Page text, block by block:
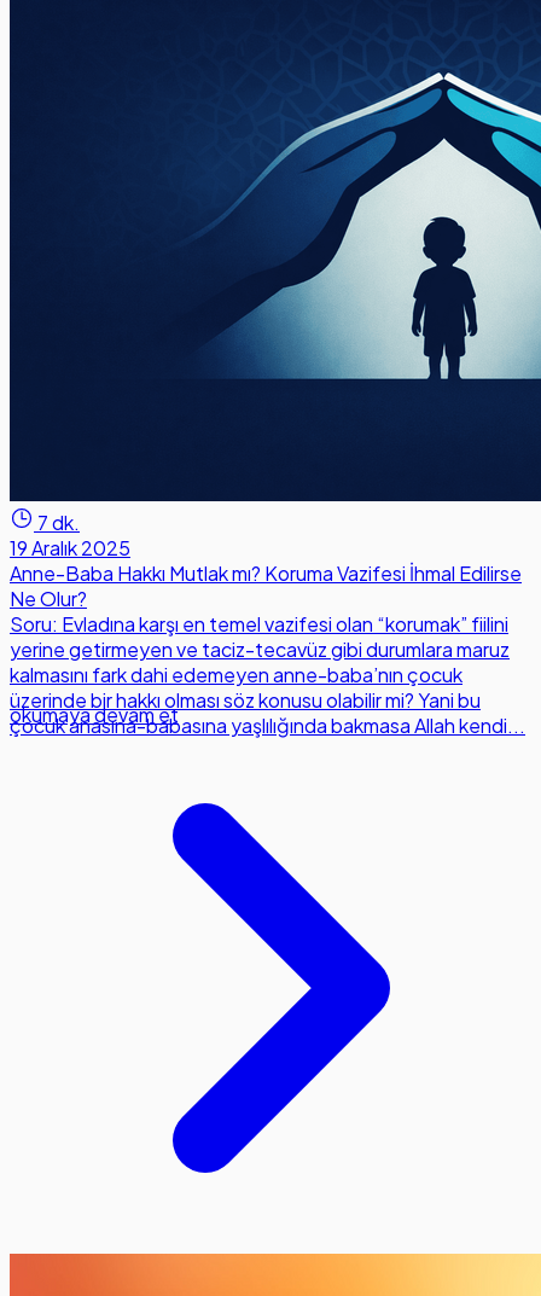
7 dk.
19 Aralık 2025
Anne-Baba Hakkı Mutlak mı? Koruma Vazifesi İhmal Edilirse
Ne Olur?
Soru: Evladına karşı en temel vazifesi olan “korumak” fiilini
yerine getirmeyen ve taciz-tecavüz gibi durumlara maruz
kalmasını fark dahi edemeyen anne-baba’nın çocuk
üzerinde bir hakkı olması söz konusu olabilir mi? Yani bu
çocuk anasına-babasına yaşlılığında bakmasa Allah kendi...
okumaya devam et